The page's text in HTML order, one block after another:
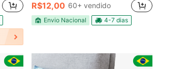
R$12,00 60+ vendido
Envio Nacional 4-7 dias